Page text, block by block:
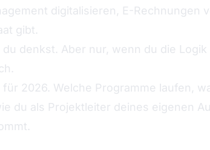
digitalisieren, E-Rechnungen
gibt.
denkst. Aber nur, wenn du die
2026. Welche Programme laufen,
du als Projektleiter deines eigenen